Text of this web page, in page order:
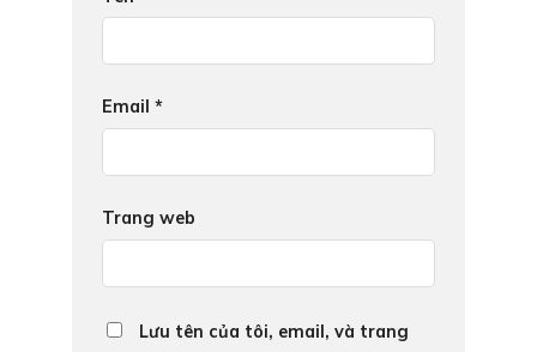
Email *
Trang web
Lưu tên của tôi, email, và trang